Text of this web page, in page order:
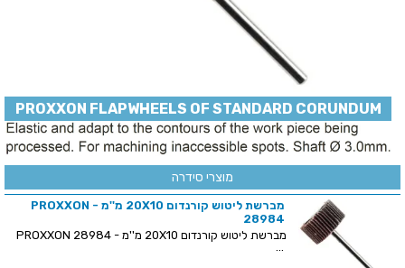
PROXXON FLAPWHEELS OF STANDARD CORUNDUM
מוצרי סידרה
מברשת ליטוש קורנדום 20X10 מ''מ - PROXXON
28984
מברשת ליטוש קורנדום 20X10 מ''מ - PROXXON 28984
...